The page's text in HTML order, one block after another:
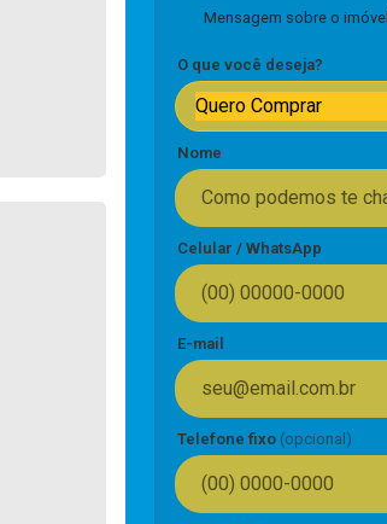
Mensagem sobre o imóvel
O que você deseja?
Quero Comprar
Nome
Celular / WhatsApp
E-mail
Telefone fixo (opcional)